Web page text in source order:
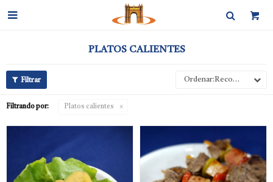

PLATOS CALIENTES
Recomendados
Filtrando por: Platos calientes